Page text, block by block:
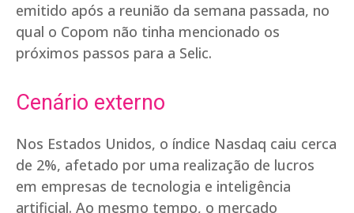
emitido após a reunião da semana passada, no
qual o Copom não tinha mencionado os
próximos passos para a Selic.
Cenário externo
Nos Estados Unidos, o índice Nasdaq caiu cerca
de 2%, afetado por uma realização de lucros
em empresas de tecnologia e inteligência
artificial. Ao mesmo tempo, o mercado